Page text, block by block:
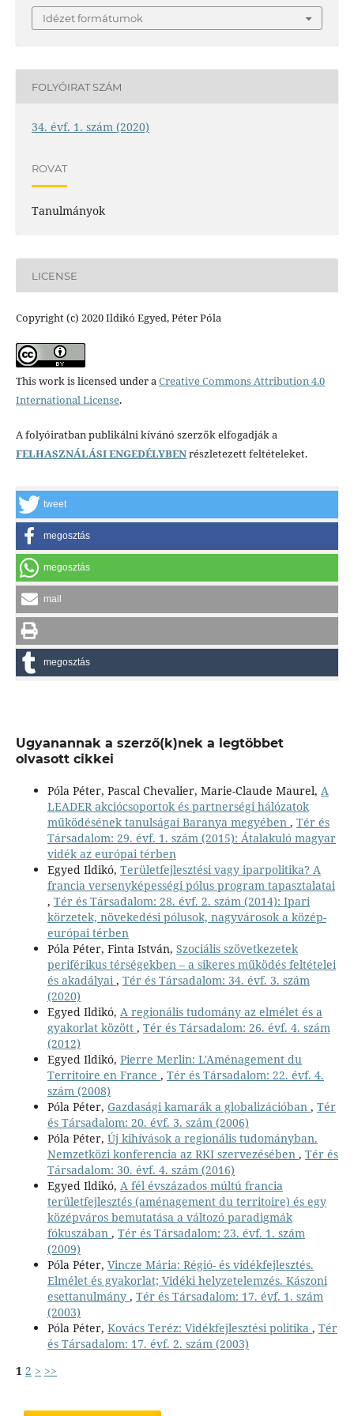
Idézet formátumok
FOLYÓIRAT SZÁM
34. évf. 1. szám (2020)
ROVAT
Tanulmányok
LICENSE
Copyright (c) 2020 Ildikó Egyed, Péter Póla
This work is licensed under aCreative Commons Attribution 4.0
International License.
A folyóiratban publikálni kívánó szerzők elfogadják a
FELHASZNÁLÁSI ENGEDÉLYBENrészletezett feltételeket.
tweet
megosztás
megosztás
mail
megosztás
Ugyanannak a szerző(k)nek a legtöbbet
olvasott cikkei
Póla Péter, Pascal Chevalier, Marie-Claude Maurel, A
LEADER akciócsoportok és partnerségi hálózatok
működésének tanulságai Baranya megyében , Tér és
Társadalom: 29. évf. 1. szám (2015): Átalakuló magyar
vidék az európai térben
Egyed Ildikó, Területfejlesztési vagy iparpolitika? A
francia versenyképességi pólus program tapasztalatai
, Tér és Társadalom: 28. évf. 2. szám (2014): Ipari
körzetek, növekedési pólusok, nagyvárosok a közép-
európai térben
Póla Péter, Finta István, Szociális szövetkezetek
periférikus térségekben – a sikeres működés feltételei
és akadályai, Tér és Társadalom: 34. évf. 3. szám
(2020)
Egyed Ildikó, A regionális tudomány az elmélet és a
gyakorlat között , Tér és Társadalom: 26. évf. 4. szám
(2012)
Egyed Ildikó, Pierre Merlin: L'Aménagement du
Territoire en France , Tér és Társadalom: 22. évf. 4.
szám (2008)
Póla Péter, Gazdasági kamarák a globalizációban , Tér
és Társadalom: 20. évf. 3. szám (2006)
Póla Péter, Új kihívások a regionális tudományban.
Nemzetközi konferencia az RKI szervezésében , Tér és
Társadalom: 30. évf. 4. szám (2016)
Egyed Ildikó, A fél évszázados múltú francia
területfejlesztés (aménagement du territoire) és egy
középváros bemutatása a változó paradigmák
fókuszában , Tér és Társadalom: 23. évf. 1. szám
(2009)
Póla Péter, Vincze Mária: Régió- és vidékfejlesztés.
Elmélet és gyakorlat; Vidéki helyzetelemzés. Kászoni
esettanulmány , Tér és Társadalom: 17. évf. 1. szám
(2003)
Póla Péter, Kovács Teréz: Vidékfejlesztési politika , Tér
és Társadalom: 17. évf. 2. szám (2003)
1 2 > >>